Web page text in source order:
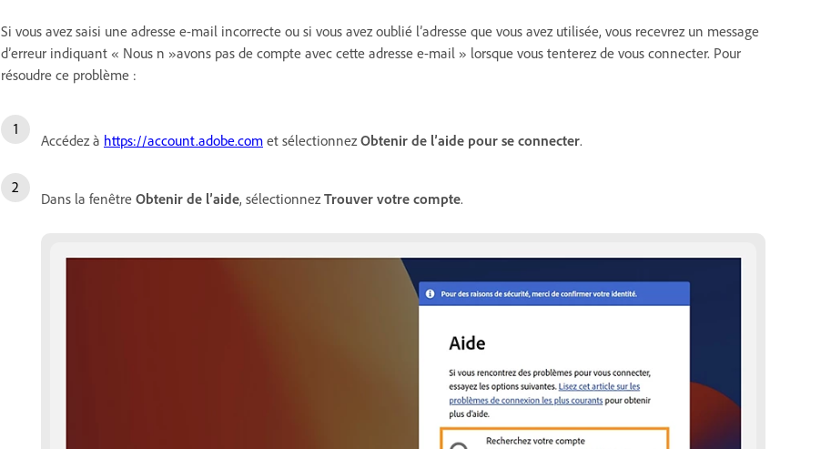
Si vous avez saisi une adresse e-mail incorrecte ou si vous avez oublié l’adresse que vous avez utilisée, vous recevrez un message
d’erreur indiquant « Nous n »avons pas de compte avec cette adresse e-mail » lorsque vous tenterez de vous connecter. Pour
résoudre ce problème :
Accédez à https://account.adobe.com et sélectionnez Obtenir de l’aide pour se connecter.
Dans la fenêtre Obtenir de l’aide, sélectionnez Trouver votre compte.